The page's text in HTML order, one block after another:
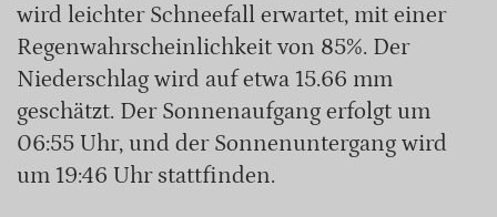
wird leichter Schneefall erwartet, mit einer
Regenwahrscheinlichkeit von 85%. Der
Niederschlag wird auf etwa 15.66 mm
geschätzt. Der Sonnenaufgang erfolgt um
06:55 Uhr, und der Sonnenuntergang wird
um 19:46 Uhr stattfinden.